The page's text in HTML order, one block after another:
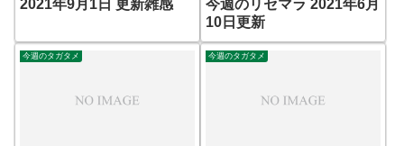
2021年9月1日 更新雑感
今週のリセマラ 2021年6月
10日更新
今週のタガタメ 今週のタガタメ